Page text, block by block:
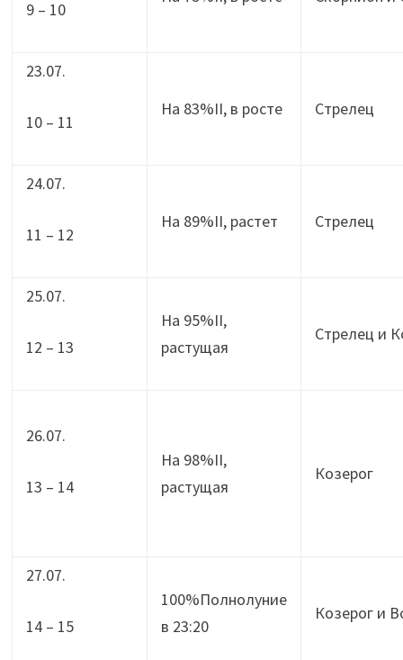
9 – 10
23.07.
10 – 11
На 83%II, в росте Стрелец
24.07.
11 – 12
На 89%II, растет Стрелец
25.07.
12 – 13
На 95%II,
растущая
Стрелец и
26.07.
13 – 14
На 98%II,
растущая
Козерог
27.07.
14 – 15
100%Полнолуние
в 23:20
Козерог и